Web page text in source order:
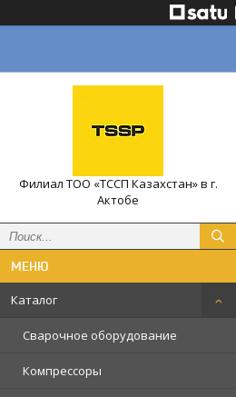
Филиал ТОО «ТССП Казахстан» в г.
Актобе
Каталог
Сварочное оборудование
Компрессоры